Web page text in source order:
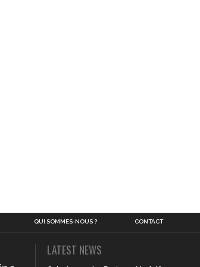
QUI SOMMES-NOUS ? CONTACT
LATEST NEWS